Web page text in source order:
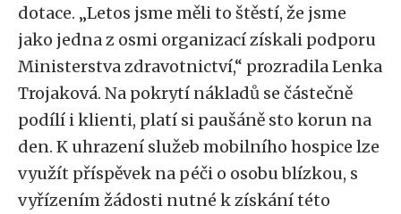
dotace. „Letos jsme měli to štěstí, že jsme
jako jedna z osmi organizací získali podporu
Ministerstva zdravotnictví,“ prozradila Lenka
Trojaková. Na pokrytí nákladů se částečně
podílí i klienti, platí si paušáně sto korun na
den. K uhrazení služeb mobilního hospice lze
využít příspěvek na péči o osobu blízkou, s
vyřízením žádosti nutné k získání této